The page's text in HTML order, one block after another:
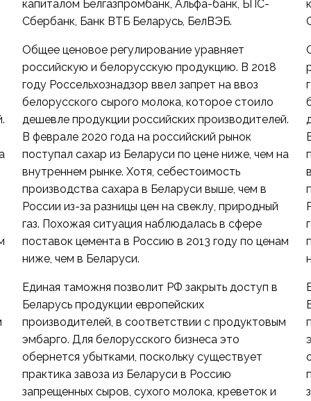
капиталом Белгазпромбанк, Альфа-банк, БПС-
Сбербанк, Банк ВТБ Беларусь, БелВЭБ.
Общее ценовое регулирование уравняет
российскую и белорусскую продукцию. В 2018
году Россельхознадзор ввел запрет на ввоз
белорусского сырого молока, которое стоило
дешевле продукции российских производителей.
В феврале 2020 года на российский рынок
поступал сахар из Беларуси по цене ниже, чем на
внутреннем рынке. Хотя, себестоимость
производства сахара в Беларуси выше, чем в
России из-за разницы цен на свеклу, природный
газ. Похожая ситуация наблюдалась в сфере
поставок цемента в Россию в 2013 году по ценам
ниже, чем в Беларуси.
Единая таможня позволит РФ закрыть доступ в
Беларусь продукции европейских
производителей, в соответствии с продуктовым
эмбарго. Для белорусского бизнеса это
обернется убытками, поскольку существует
практика завоза из Беларуси в Россию
запрещенных сыров, сухого молока, креветок и